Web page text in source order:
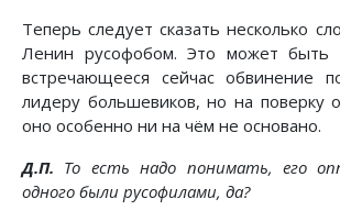
Теперь следует сказать несколько
Ленин русофобом. Это может быть
встречающееся сейчас обвинение
лидеру большевиков, но на поверку
оно особенно ни на чём не основано.
Д.П. То есть надо понимать, его
одного были русофилами, да?